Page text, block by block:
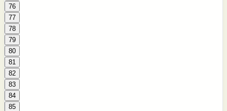
76
77
78
79
80
81
82
83
84
85